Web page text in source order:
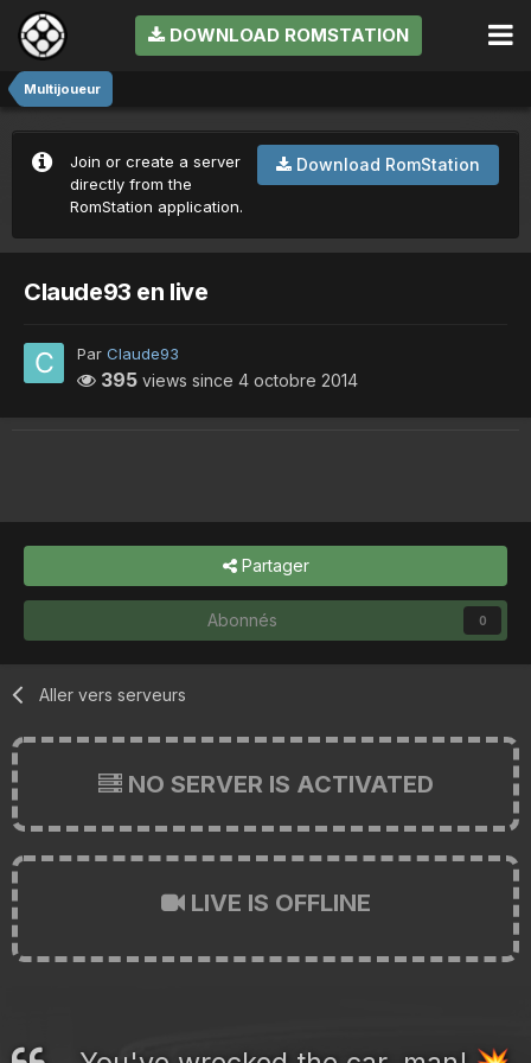
DOWNLOAD ROMSTATION
Multijoueur
Download RomStation
Join or create a server
directly from the
RomStation application.
Claude93 en live
Par Claude93
395 views since 4 octobre 2014
Partager
Abonnés 0
Aller vers serveurs
NO SERVER IS ACTIVATED
LIVE IS OFFLINE